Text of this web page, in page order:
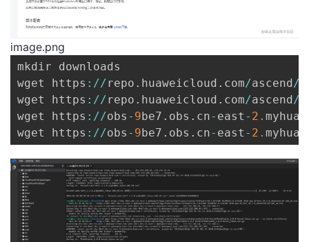
image.png
mkdir downloads
wget https : //repo . huaweicloud . com/ascend /
wget https : //repo . huaweicloud . com/ascend /
wget https : //obs - 9be7 . obs . cn- east - 2.
wget https : //obs - 9be7 . obs . cn- east - 2.